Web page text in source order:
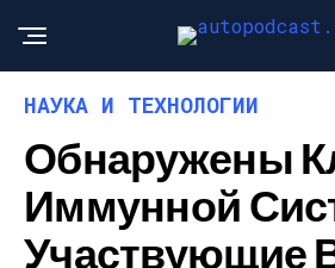
НАУКА И ТЕХНОЛОГИИ
Обнаружены
Иммунной
Участвующие